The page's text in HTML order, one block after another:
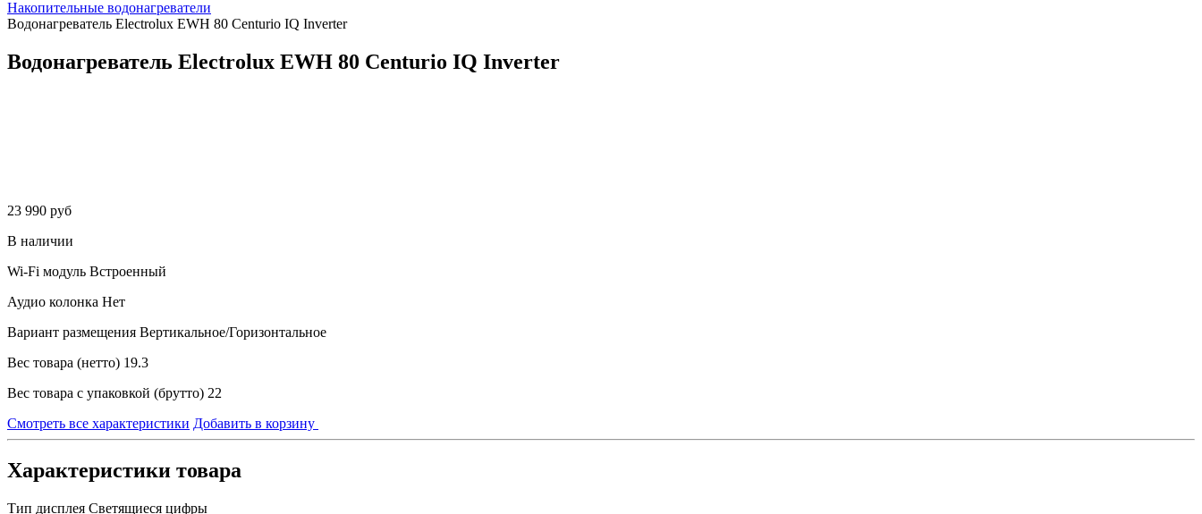
Накопительные водонагреватели
Водонагреватель Electrolux EWH 80 Centurio IQ Inverter
Водонагреватель Electrolux EWH 80 Centurio IQ Inverter
23 990 руб
В наличии
Wi-Fi модуль Встроенный
Аудио колонка Нет
Вариант размещения Вертикальное/Горизонтальное
Вес товара (нетто) 19.3
Вес товара с упаковкой (брутто) 22
Смотреть все характеристики Добавить в корзину
Характеристики товара
Тип дисплея Светящиеся цифры